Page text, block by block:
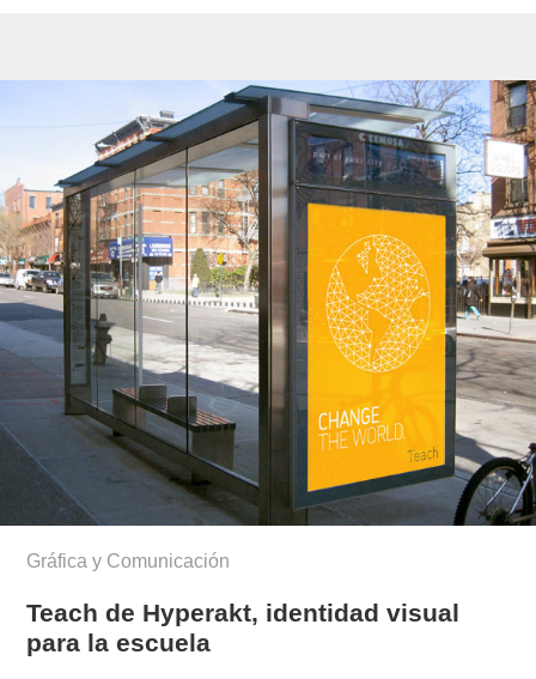
Gráfica y Comunicación
Teach de Hyperakt, identidad visual
para la escuela